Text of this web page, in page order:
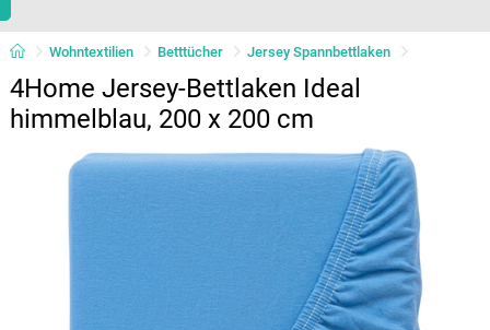
Wohntextilien Betttücher Jersey Spannbettlaken
4Home Jersey-Bettlaken Ideal
himmelblau, 200 x 200 cm